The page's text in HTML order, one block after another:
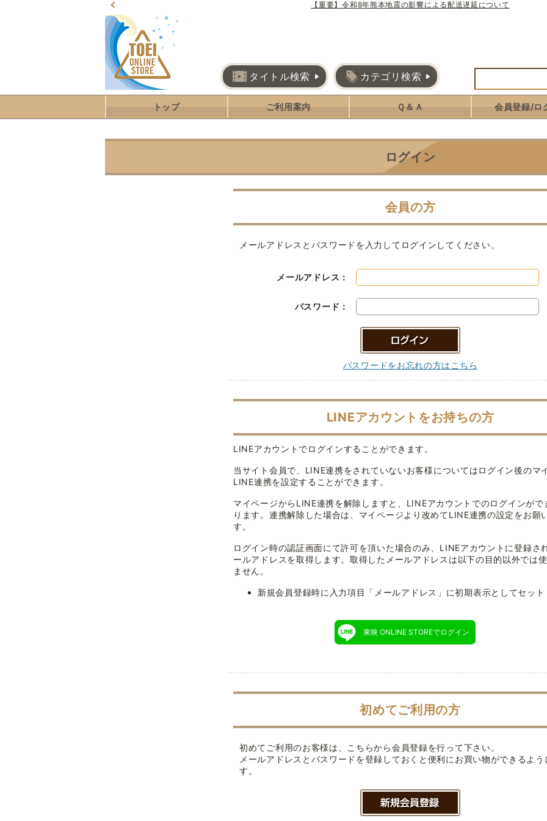
【重要】令和8年熊本地震の影響による配送遅延について
タイトル検索 カテゴリ検索
トップ ご利用案内 Ｑ＆Ａ 会員登録/ロ
ログイン
会員の方
メールアドレスとパスワードを入力してログインしてください。
メールアドレス：
パスワード：
パスワードをお忘れの方はこちら
LINEアカウントをお持ちの方
LINEアカウントでログインすることができます。
当サイト会員で、LINE連携をされていないお客様についてはログイン後のマ
LINE連携を設定することができます。
マイページからLINE連携を解除しますと、LINEアカウントでのログインがで
ります。連携解除した場合は、マイページより改めてLINE連携の設定をお願
す。
ログイン時の認証画面にて許可を頂いた場合のみ、LINEアカウントに登録さ
ールアドレスを取得します。取得したメールアドレスは以下の目的以外では
ません。
新規会員登録時に入力項目「メールアドレス」に初期表示としてセット
東映 ONLINE STOREでログイン
初めてご利用の方
初めてご利用のお客様は、こちらから会員登録を行って下さい。
メールアドレスとパスワードを登録しておくと便利にお買い物ができるよう
す。